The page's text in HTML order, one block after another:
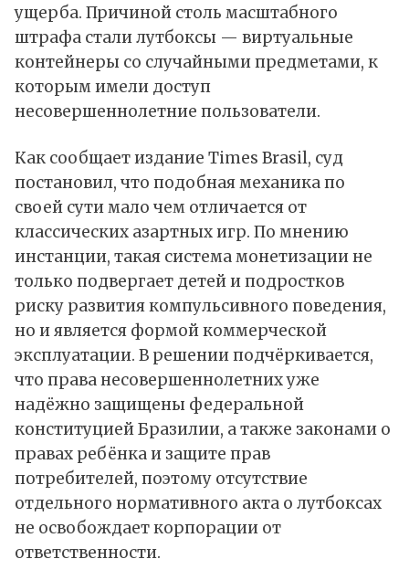
ущерба. Причиной столь масштабного
штрафа стали лутбоксы — виртуальные
контейнеры со случайными предметами, к
которым имели доступ
несовершеннолетние пользователи.
Как сообщаетиздание Times Brasil, суд
постановил, что подобная механика по
своей сути мало чем отличается от
классических азартных игр. По мнению
инстанции, такая система монетизации не
только подвергает детей и подростков
риску развития компульсивного поведения,
но и является формой коммерческой
эксплуатации. В решении подчёркивается,
что права несовершеннолетних уже
надёжно защищены федеральной
конституцией Бразилии, а также законами о
правах ребёнка и защите прав
потребителей, поэтому отсутствие
отдельного нормативного акта о лутбоксах
не освобождает корпорации от
ответственности.